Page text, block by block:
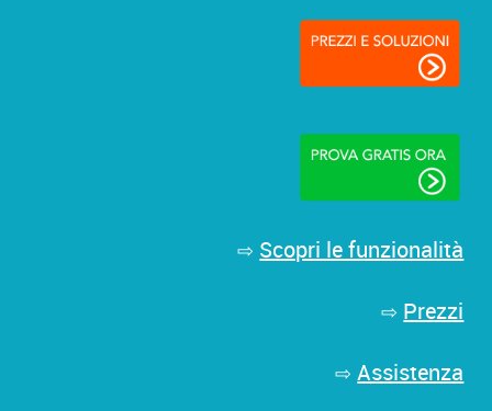
⇨ Scopri le funzionalità
⇨ Prezzi
⇨ Assistenza